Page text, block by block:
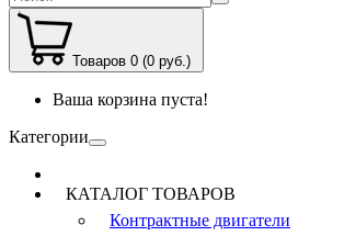
Товаров 0 (0 руб.)
Ваша корзина пуста!
Категории
КАТАЛОГ ТОВАРОВ
Контрактные двигатели